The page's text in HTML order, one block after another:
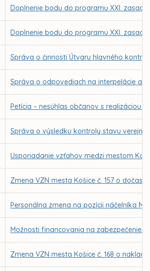
Doplnenie bodu do programu XXI.
Doplnenie bodu do programu XXI.
Správa o činnosti Útvaru hlavného
Správa o odpovediach na interpelácie a
Petícia – nesúhlas občanov s realizáciou
Správa o výsledku kontroly stavu
Usporiadanie vzťahov medzi mestom
Zmena VZN mesta Košice č. 157 o
Personálna zmena na pozícii náčelníka
Možnosti financovania na zabezpečenie
Zmena VZN mesta Košice č. 168 o